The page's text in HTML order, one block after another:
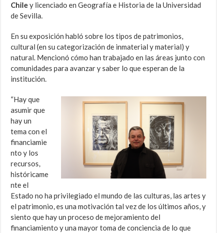
Chile y licenciado en Geografía e Historia de la Universidad
de Sevilla.
En su exposición habló sobre los tipos de patrimonios,
cultural (en su categorización de inmaterial y material) y
natural. Mencionó cómo han trabajado en las áreas junto con
comunidades para avanzar y saber lo que esperan de la
institución.
“Hay que
asumir que
hay un
tema con el
financiamie
nto y los
recursos,
históricame
nte el
Estado no ha privilegiado el mundo de las culturas, las artes y
el patrimonio, es una motivación tal vez de los últimos años, y
siento que hay un proceso de mejoramiento del
financiamiento y una mayor toma de conciencia de lo que